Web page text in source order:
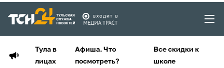
Тула в
лицах
Афиша. Что
посмотреть?
Все скидки к
школе